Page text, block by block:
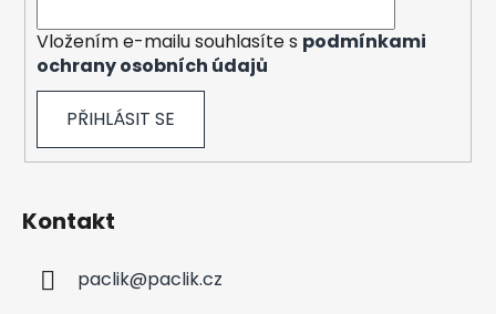
Vložením e-mailu souhlasíte s podmínkami
ochrany osobních údajů
PŘIHLÁSIT SE
Kontakt
paclik@paclik.cz